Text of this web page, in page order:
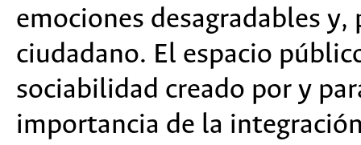
emociones desagradables
ciudadano. El espacio
sociabilidad creado por y
importancia de la